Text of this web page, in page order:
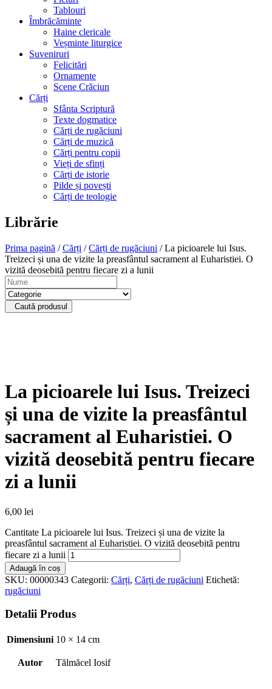
Tablouri
Îmbrăcăminte
Haine clericale
Veșminte liturgice
Suveniruri
Felicitări
Ornamente
Scene Crăciun
Cărți
Sfânta Scriptură
Texte dogmatice
Cărți de rugăciuni
Cărți de muzică
Cărți pentru copii
Vieți de sfinți
Cărți de istorie
Pilde și povești
Cărți de teologie
Librărie
Prima pagină /Cărți /Cărți de rugăciuni / La picioarele lui Isus.
Treizeci și una de vizite la preasfântul sacrament al Euharistiei. O
vizită deosebită pentru fiecare zi a lunii
Caută produsul
La picioarele lui Isus. Treizeci
și una de vizite la preasfântul
sacrament al Euharistiei. O
vizită deosebită pentru fiecare
zi a lunii
6,00 lei
Cantitate La picioarele lui Isus. Treizeci și una de vizite la
preasfântul sacrament al Euharistiei. O vizită deosebită pentru
fiecare zi a lunii
Adaugă în coș
SKU: 00000343 Categorii: Cărți, Cărți de rugăciuni Etichetă:
rugăciuni
Detalii Produs
Dimensiuni 10 × 14 cm
Autor Tălmăcel Iosif